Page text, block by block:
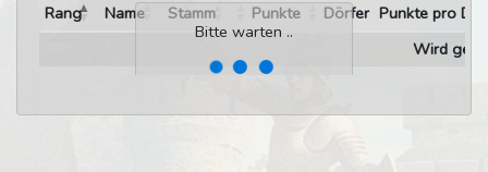
Bitte warten ..
Rang Name Stamm Punkte Dörfer Punkte pro
Wird